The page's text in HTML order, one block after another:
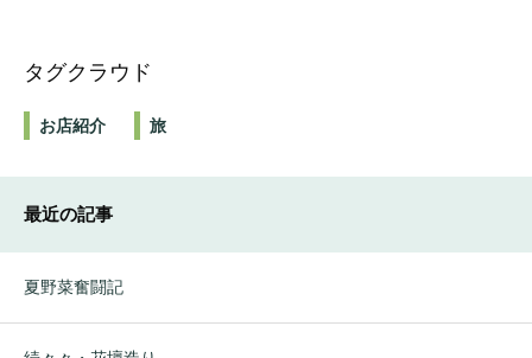
タグクラウド
お店紹介 旅
最近の記事
夏野菜奮闘記